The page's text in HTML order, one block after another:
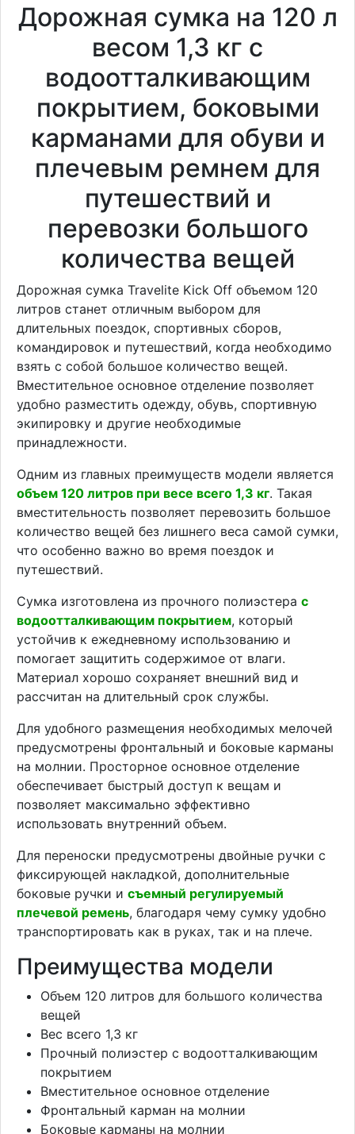
Дорожная сумка на 120 л
весом 1,3 кг с
водоотталкивающим
покрытием, боковыми
карманами для обуви и
плечевым ремнем для
путешествий и
перевозки большого
количества вещей
Дорожная сумка Travelite Kick Off объемом 120
литров станет отличным выбором для
длительных поездок, спортивных сборов,
командировок и путешествий, когда необходимо
взять с собой большое количество вещей.
Вместительное основное отделение позволяет
удобно разместить одежду, обувь, спортивную
экипировку и другие необходимые
принадлежности.
Одним из главных преимуществ модели является
объем 120 литров при весе всего 1,3 кг. Такая
вместительность позволяет перевозить большое
количество вещей без лишнего веса самой сумки,
что особенно важно во время поездок и
путешествий.
Сумка изготовлена из прочного полиэстера с
водоотталкивающим покрытием, который
устойчив к ежедневному использованию и
помогает защитить содержимое от влаги.
Материал хорошо сохраняет внешний вид и
рассчитан на длительный срок службы.
Для удобного размещения необходимых мелочей
предусмотрены фронтальный и боковые карманы
на молнии. Просторное основное отделение
обеспечивает быстрый доступ к вещам и
позволяет максимально эффективно
использовать внутренний объем.
Для переноски предусмотрены двойные ручки с
фиксирующей накладкой, дополнительные
боковые ручки и съемный регулируемый
плечевой ремень, благодаря чему сумку удобно
транспортировать как в руках, так и на плече.
Преимущества модели
Объем 120 литров для большого количества
вещей
Вес всего 1,3 кг
Прочный полиэстер с водоотталкивающим
покрытием
Вместительное основное отделение
Фронтальный карман на молнии
Боковые карманы на молнии